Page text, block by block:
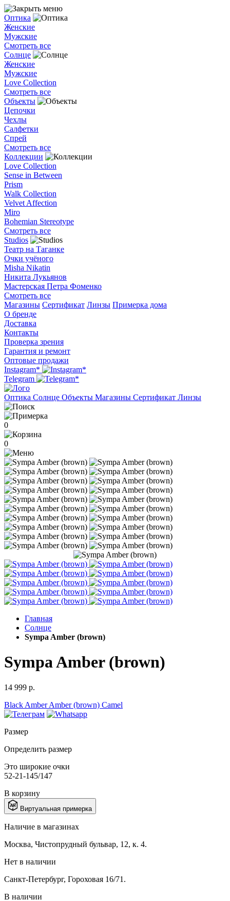
Оптика
Женские
Мужские
Смотреть все
Солнце
Женские
Мужские
Love Collection
Смотреть все
Объекты
Цепочки
Чехлы
Салфетки
Спрей
Смотреть все
Коллекции
Love Collection
Sense in Between
Prism
Walk Collection
Velvet Affection
Miro
Bohemian Stereotype
Смотреть все
Studios
Театр на Таганке
Очки учёного
Misha Nikatin
Никита Лукьянов
Мастерская Петра Фоменко
Смотреть все
Магазины Сертификат Линзы Примерка дома
О бренде
Доставка
Контакты
Проверка зрения
Гарантия и ремонт
Оптовые продажи
Instagram*
Telegram
Оптика Солнце Объекты Магазины Сертификат Линзы
0
0
Главная
Солнце
Sympa Amber (brown)
Sympa Amber (brown)
14 999 р.
Black Amber Amber (brown) Camel
Размер
Определить размер
Это широкие очки
52-21-145/147
В корзину
Виртуальная примерка
Наличие в магазинах
Москва, Чистопрудный бульвар, 12, к. 4.
Нет в наличии
Санкт-Петербург, Гороховая 16/71.
В наличии